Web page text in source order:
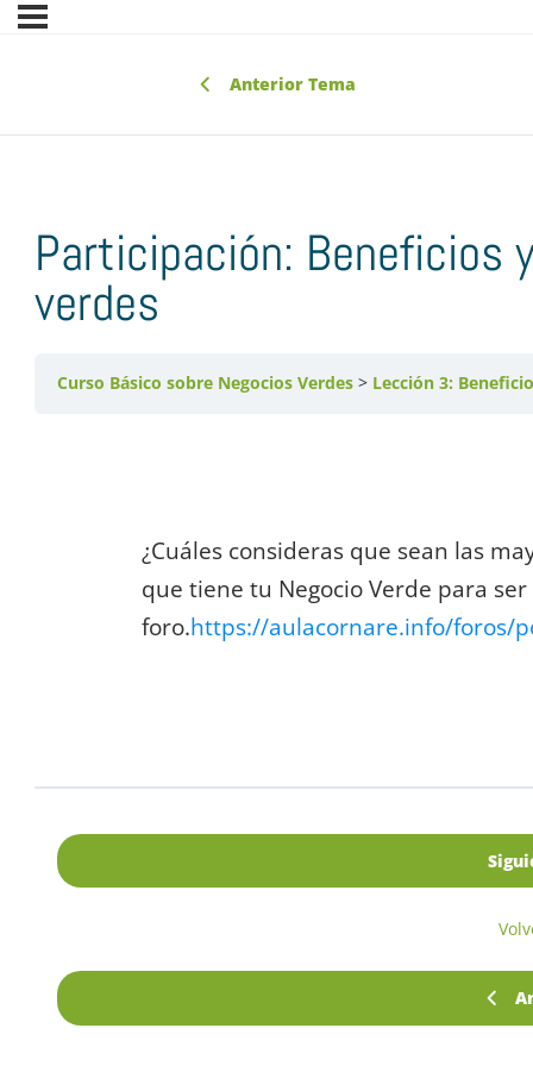
Anterior Tema
Participación: Beneficios
verdes
Curso Básico sobre Negocios Verdes Lección 3:
¿Cuáles consideras que sean las
que tiene tu Negocio Verde para
foro.https://aulacornare.info/foros/